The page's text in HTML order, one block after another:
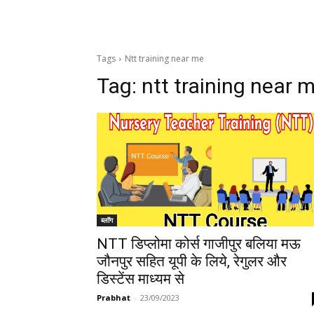
Tags Ntt training near me
Tag: ntt training near
ब्लॉग
NTT डिप्लोमा कोर्स गाजीपुर बलिया मऊ
जौनपुर सहित यूपी के लिये, रेगुलर और
डिस्टेंस माध्यम से
Prabhat - 23/09/2023